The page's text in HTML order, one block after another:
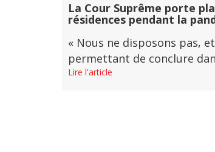
La Cour Suprême porte
résidences pendant la
« Nous ne disposons pas,
permettant de conclure
Lire l'article